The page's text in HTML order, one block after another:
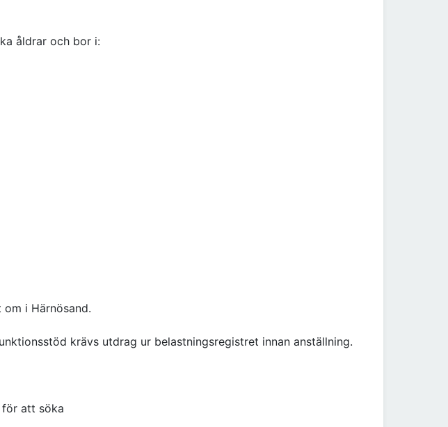
åldrar och bor i:
om i Härnösand.
krävs utdrag ur belastningsregistret innan anställning.
för att söka